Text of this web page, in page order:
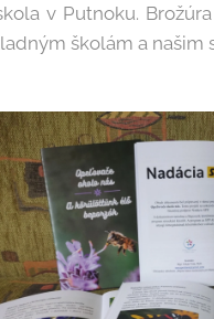
v Putnoku.
školám a našim